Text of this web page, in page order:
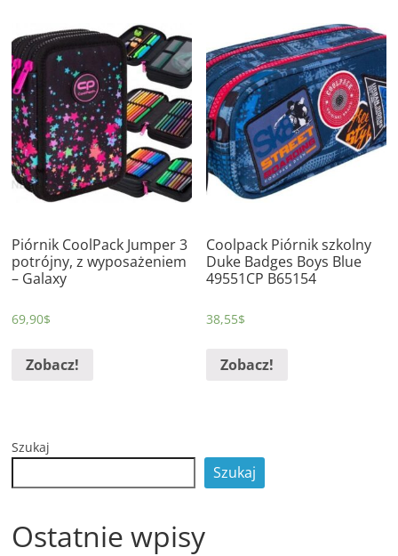
Piórnik CoolPack Jumper 3
potrójny, z wyposażeniem
– Galaxy
69,90$
Zobacz!
Coolpack Piórnik szkolny
Duke Badges Boys Blue
49551CP B65154
38,55$
Zobacz!
Szukaj
Szukaj
Ostatnie wpisy